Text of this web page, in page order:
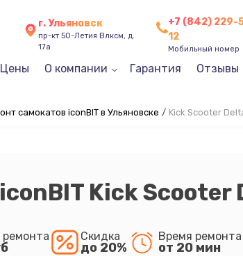
г. Ульяновск
пр-кт 50-Летия Влксм, д.
17а
+7 (842) 229-
12
Мобильный номер
Цены О компании Гарантия Отзывы
самокатов iconBIT в Ульяновске / Kick Scooter
Kick Scooter
Скидка
до 20%
Время ремонта
от 20 мин